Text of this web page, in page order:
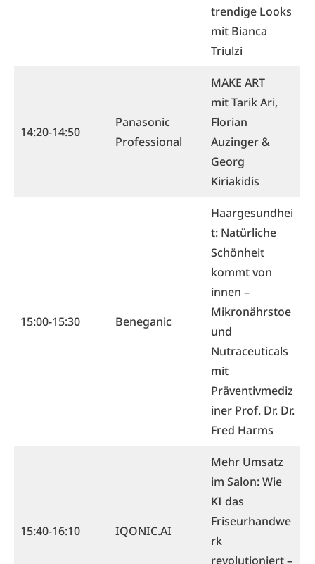
trendige Looks
mit Bianca
Triulzi
14:20-14:50
Panasonic
Professional
MAKE ART
mit Tarik Ari,
Florian
Auzinger &
Georg
Kiriakidis
15:00-15:30 Beneganic
Haargesundhei
t: Natürliche
Schönheit
kommt von
innen –
Mikronährstoe
und
Nutraceuticals
mit
Präventivmediz
iner Prof. Dr. Dr.
Fred Harms
15:40-16:10 IQONIC.AI
Mehr Umsatz
im Salon: Wie
KI das
Friseurhandwe
rk
revolutioniert –